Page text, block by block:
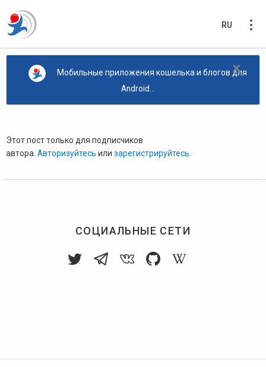
RU
×
Мобильные приложения кошелька и блогов для
Android...
Этот пост только для подписчиков
автора. Авторизуйтесь или зарегистрируйтесь
СОЦИАЛЬНЫЕ СЕТИ